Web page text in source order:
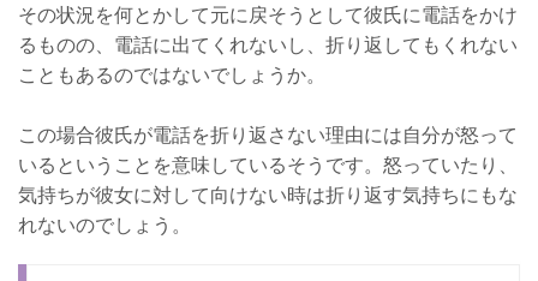
その状況を何とかして元に戻そうとして彼氏に電話をかけ
るものの、電話に出てくれないし、折り返してもくれない
こともあるのではないでしょうか。
この場合彼氏が電話を折り返さない理由には自分が怒って
いるということを意味しているそうです。怒っていたり、
気持ちが彼女に対して向けない時は折り返す気持ちにもな
れないのでしょう。